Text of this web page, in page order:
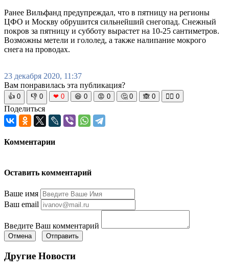
Ранее Вильфанд предупреждал, что в пятницу на регионы
ЦФО и Москву обрушится сильнейший снегопад. Снежный
покров за пятницу и субботу вырастет на 10-25 сантиметров.
Возможны метели и гололед, а также налипание мокрого
снега на проводах.
23 декабря 2020, 11:37
Вам понравилась эта публикация?
👍 0 👎 0 ❤ 0 😆 0 😡 0 🤔 0 🙈 0 🧘‍♀️ 0
Поделиться
Комментарии
Оставить комментарий
Ваше имя
Ваш email
Введите Ваш комментарий
Отмена Отправить
Другие Новости